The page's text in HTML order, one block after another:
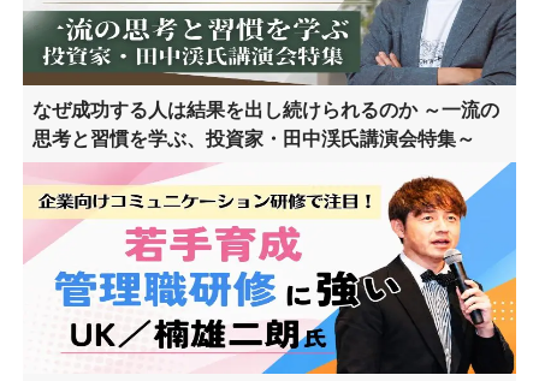
なぜ成功する人は結果を出し続けられるのか ～一流の
思考と習慣を学ぶ、投資家・田中渓氏講演会特集～